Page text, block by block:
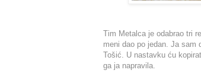
Tim Metalca je odabrao tri
meni dao po jedan. Ja sam
Tošić. U nastavku ću
ga ja napravila.